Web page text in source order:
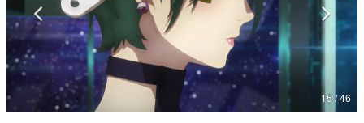
ゲームが変えた日本語
「経験値」「裏技」「ラスボス」… ゲームにまつわる言葉
の起源や用法の変遷を、コンピューター文化史研究家・タ
イニーP氏が徹底調査。
カテゴリ
15 / 46